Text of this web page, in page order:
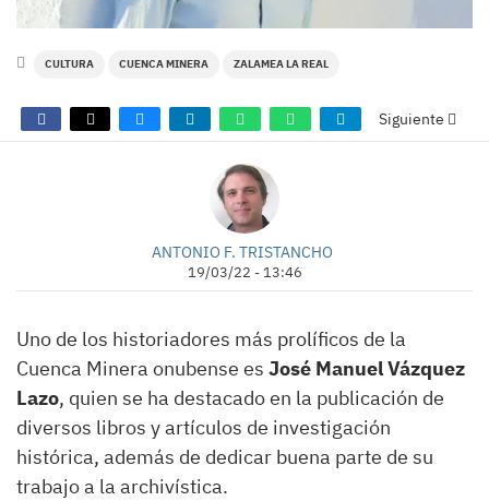
CULTURA CUENCA MINERA ZALAMEA LA REAL
Siguiente
ANTONIO F. TRISTANCHO
19/03/22 - 13:46
Uno de los historiadores más prolíficos de la
Cuenca Minera onubense es José Manuel Vázquez
Lazo, quien se ha destacado en la publicación de
diversos libros y artículos de investigación
histórica, además de dedicar buena parte de su
trabajo a la archivística.